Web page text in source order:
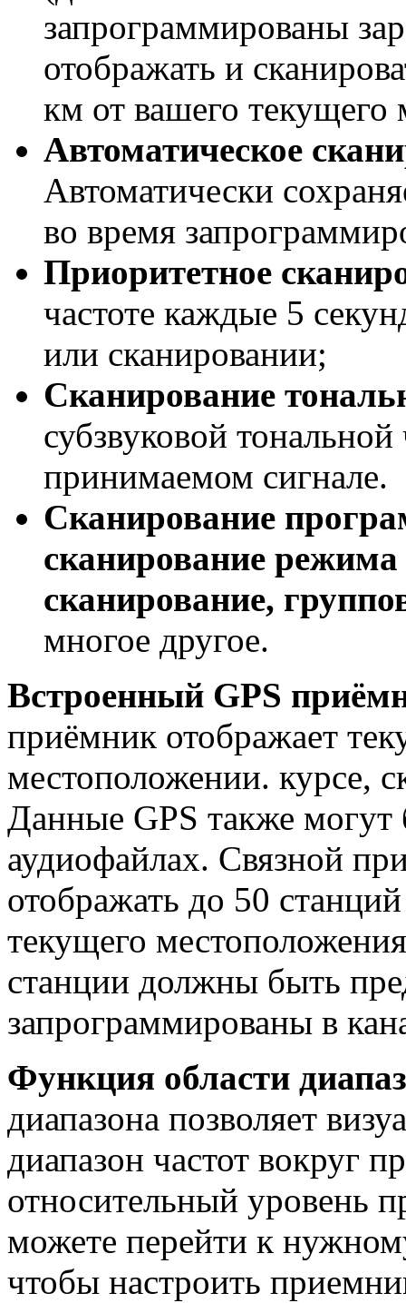
запрограммированы
отображать и
км от вашего текущего
Автоматическое
Автоматически
во время
Приоритетное
частоте каждые 5
или сканировании;
Сканирование
субзвуковой
принимаемом сигнале.
Сканирование
сканирование
сканирование,
многое другое.
Встроенный GPS
приёмник отображает
местоположении. курсе,
Данные GPS также
аудиофайлах. Связной
отображать до 50
текущего
станции должны быть
запрограммированы в
Функция области
диапазона позволяет
диапазон частот вокруг
относительный уровень
можете перейти к
чтобы настроить